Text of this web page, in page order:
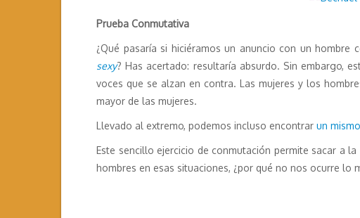
Prueba Conmutativa
¿Qué pasaría si hiciéramos un anuncio con un
sexy? Has acertado: resultaría absurdo. Sin embargo,
voces que se alzan en contra. Las mujeres y los
mayor de las mujeres.
Llevado al extremo, podemos incluso encontrar un
Este sencillo ejercicio de conmutación permite sacar a
hombres en esas situaciones, ¿por qué no nos ocurre lo